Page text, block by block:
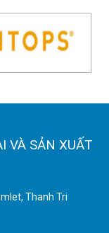
VÀ SẢN XUẤT
Thanh Tri